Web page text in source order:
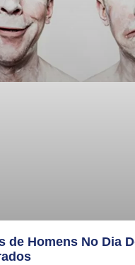
de Homens No Dia